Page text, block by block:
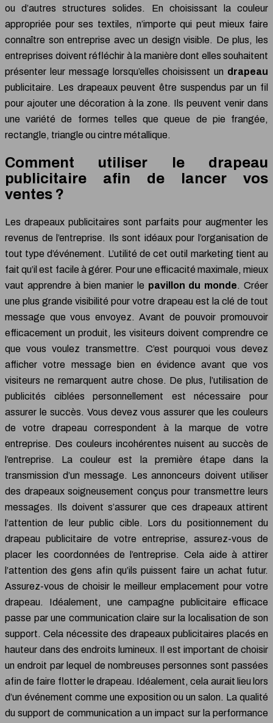
ou d’autres structures solides. En choisissant la couleur
appropriée pour ses textiles, n’importe qui peut mieux faire
connaître son entreprise avec un design visible. De plus, les
entreprises doivent réfléchir à la manière dont elles souhaitent
présenter leur message lorsqu’elles choisissent un drapeau
publicitaire. Les drapeaux peuvent être suspendus par un fil
pour ajouter une décoration à la zone. Ils peuvent venir dans
une variété de formes telles que queue de pie frangée,
rectangle, triangle ou cintre métallique.
Comment utiliser le drapeau
publicitaire afin de lancer vos
ventes ?
Les drapeaux publicitaires sont parfaits pour augmenter les
revenus de l’entreprise. Ils sont idéaux pour l’organisation de
tout type d’événement. L’utilité de cet outil marketing tient au
fait qu’il est facile à gérer. Pour une efficacité maximale, mieux
vaut apprendre à bien manier le pavillon du monde. Créer
une plus grande visibilité pour votre drapeau est la clé de tout
message que vous envoyez. Avant de pouvoir promouvoir
efficacement un produit, les visiteurs doivent comprendre ce
que vous voulez transmettre. C’est pourquoi vous devez
afficher votre message bien en évidence avant que vos
visiteurs ne remarquent autre chose. De plus, l’utilisation de
publicités ciblées personnellement est nécessaire pour
assurer le succès. Vous devez vous assurer que les couleurs
de votre drapeau correspondent à la marque de votre
entreprise. Des couleurs incohérentes nuisent au succès de
l’entreprise. La couleur est la première étape dans la
transmission d’un message. Les annonceurs doivent utiliser
des drapeaux soigneusement conçus pour transmettre leurs
messages. Ils doivent s’assurer que ces drapeaux attirent
l’attention de leur public cible. Lors du positionnement du
drapeau publicitaire de votre entreprise, assurez-vous de
placer les coordonnées de l’entreprise. Cela aide à attirer
l’attention des gens afin qu’ils puissent faire un achat futur.
Assurez-vous de choisir le meilleur emplacement pour votre
drapeau. Idéalement, une campagne publicitaire efficace
passe par une communication claire sur la localisation de son
support. Cela nécessite des drapeaux publicitaires placés en
hauteur dans des endroits lumineux. Il est important de choisir
un endroit par lequel de nombreuses personnes sont passées
afin de faire flotter le drapeau. Idéalement, cela aurait lieu lors
d’un événement comme une exposition ou un salon. La qualité
du support de communication a un impact sur la performance